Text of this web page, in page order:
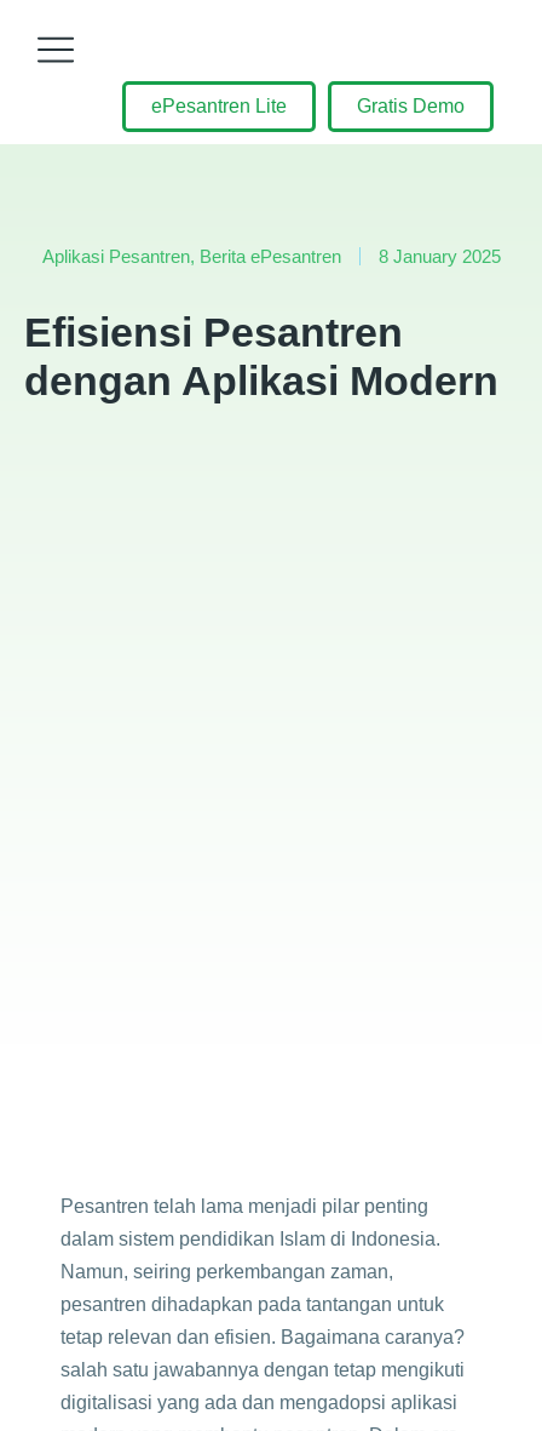
ePesantren Lite Gratis Demo
Aplikasi Pesantren, Berita ePesantren 8 January 2025
Efisiensi Pesantren
dengan Aplikasi Modern
Pesantren telah lama menjadi pilar penting
dalam sistem pendidikan Islam di Indonesia.
Namun, seiring perkembangan zaman,
pesantren dihadapkan pada tantangan untuk
tetap relevan dan efisien. Bagaimana caranya?
salah satu jawabannya dengan tetap mengikuti
digitalisasi yang ada dan mengadopsi aplikasi